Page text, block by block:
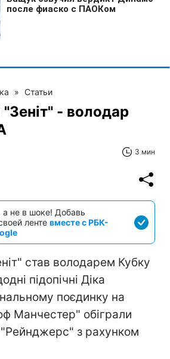
» Статьи
"Зеніт" - володар
3 мин
а не в шоке! Добавь
ленте вместе с РБК-
став володарем Кубку
підопічні Діка
поєдинку на
Манчестер" обіграли
з рахунком